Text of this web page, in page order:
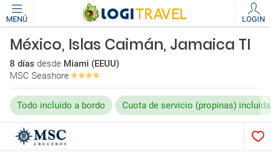
MENÚ LOGIN
México, Islas Caimán, Jamaica TI
8 días desde Miami (EEUU)
MSC Seashore
Todo incluido a bordo Cuota de servicio (propinas) incluida